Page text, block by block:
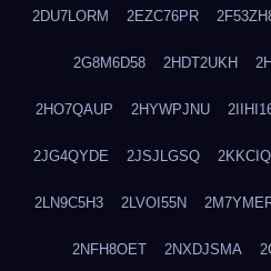
2DU7LORM 2EZC76PR
2G8M6D58 2HDT2UKH
2HO7QAUP 2HYWPJNU
2JG4QYDE 2JSJLGSQ
2LN9C5H3 2LVOI55N
2NFH8OET 2NXDJSMA